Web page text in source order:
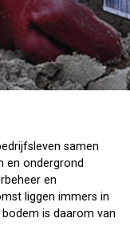
samen
en ondergrond
en
liggen immers in
is daarom van